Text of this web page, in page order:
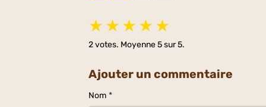
★ ★ ★ ★ ★
2votes. Moyenne5sur 5.
Ajouter un commentaire
Nom